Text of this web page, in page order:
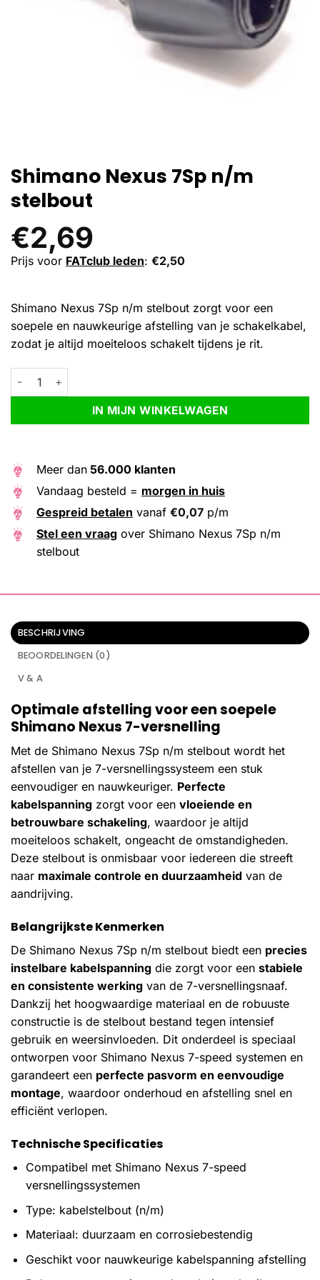
Shimano Nexus 7Sp n/m
stelbout
€2,69
Prijs voor FATclub leden: €2,50
Shimano Nexus 7Sp n/m stelbout zorgt voor een
soepele en nauwkeurige afstelling van je schakelkabel,
zodat je altijd moeiteloos schakelt tijdens je rit.
Shimano Nexus 7Sp n/m stelbout aantal
IN MIJN WINKELWAGEN
Alternative:
Meer dan 56.000 klanten
Vandaag besteld = morgen in huis
Gespreid betalen vanaf €0,07 p/m
Stel een vraag over Shimano Nexus 7Sp n/m
stelbout
BESCHRIJVING
BEOORDELINGEN (0)
V & A
Optimale afstelling voor een soepele
Shimano Nexus 7-versnelling
Met de Shimano Nexus 7Sp n/m stelbout wordt het
afstellen van je 7-versnellingssysteem een stuk
eenvoudiger en nauwkeuriger. Perfecte
kabelspanning zorgt voor een vloeiende en
betrouwbare schakeling, waardoor je altijd
moeiteloos schakelt, ongeacht de omstandigheden.
Deze stelbout is onmisbaar voor iedereen die streeft
naar maximale controle en duurzaamheid van de
aandrijving.
Belangrijkste Kenmerken
De Shimano Nexus 7Sp n/m stelbout biedt een precies
instelbare kabelspanning die zorgt voor een stabiele
en consistente werking van de 7-versnellingsnaaf.
Dankzij het hoogwaardige materiaal en de robuuste
constructie is de stelbout bestand tegen intensief
gebruik en weersinvloeden. Dit onderdeel is speciaal
ontworpen voor Shimano Nexus 7-speed systemen en
garandeert een perfecte pasvorm en eenvoudige
montage, waardoor onderhoud en afstelling snel en
efficiënt verlopen.
Technische Specificaties
Compatibel met Shimano Nexus 7-speed
versnellingssystemen
Type: kabelstelbout (n/m)
Materiaal: duurzaam en corrosiebestendig
Geschikt voor nauwkeurige kabelspanning afstelling